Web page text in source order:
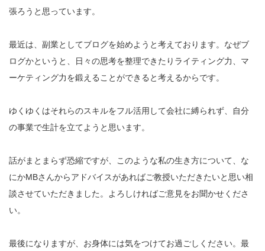
張ろうと思っています。
最近は、副業としてブログを始めようと考えております。なぜブ
ログかというと、日々の思考を整理できたりライティング力、マ
ーケティング力を鍛えることができると考えるからです。
ゆくゆくはそれらのスキルをフル活用して会社に縛られず、自分
の事業で生計を立てようと思います。
話がまとまらず恐縮ですが、このような私の生き方について、な
にかMBさんからアドバイスがあればご教授いただきたいと思い相
談させていただきました。よろしければご意見をお聞かせくださ
い。
最後になりますが、お身体には気をつけてお過ごしください。最